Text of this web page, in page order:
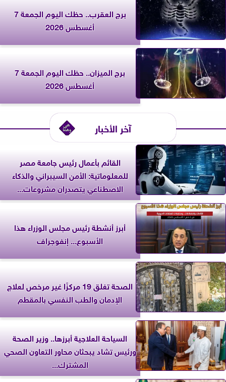
برج العقرب.. حظك اليوم الجمعة 7
أغسطس 2026
برج الميزان.. حظك اليوم الجمعة 7
أغسطس 2026
آخر الأخبار
القائم بأعمال رئيس جامعة مصر
للمعلوماتية: الأمن السيبراني والذكاء
الاصطناعي يتصدران مشروعات...
أبرز أنشطة رئيس مجلس الوزراء هذا
الأسبوع... إنفوجراف
الصحة تغلق 19 مركزًا غير مرخص لعلاج
الإدمان والطب النفسي بالمقطم
السياحة العلاجية أبرزها.. وزير الصحة
ورئيس تشاد يبحثان محاور التعاون الصحي
المشترك...